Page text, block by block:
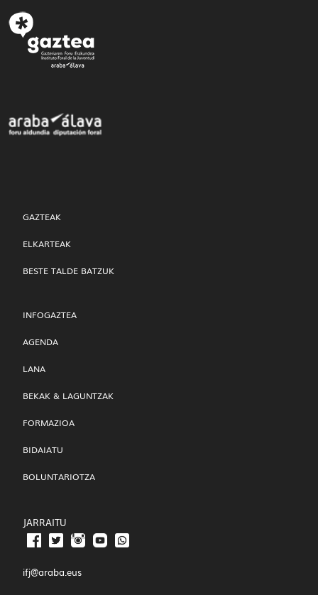
GAZTEAK
ELKARTEAK
BESTE TALDE BATZUK
INFOGAZTEA
AGENDA
LANA
BEKAK & LAGUNTZAK
FORMAZIOA
BIDAIATU
BOLUNTARIOTZA
JARRAITU
ifj@araba.eus